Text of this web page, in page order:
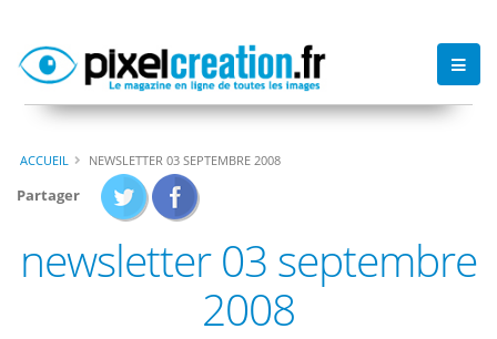
ACCUEIL NEWSLETTER 03 SEPTEMBRE 2008
Partager
newsletter 03 septembre
2008